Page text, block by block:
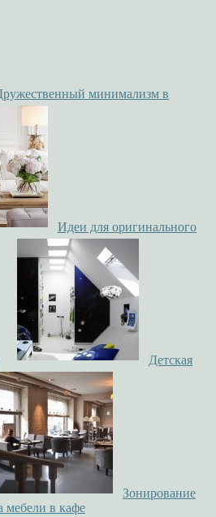
минимализм в
Идеи для оригинального
Детская
Зонирование
мебели в кафе